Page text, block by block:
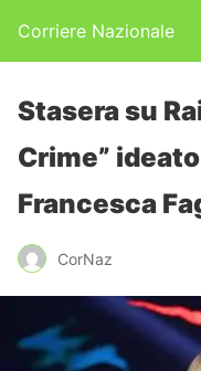
Corriere Nazionale
Stasera su
Crime”
Francesca
CorNaz